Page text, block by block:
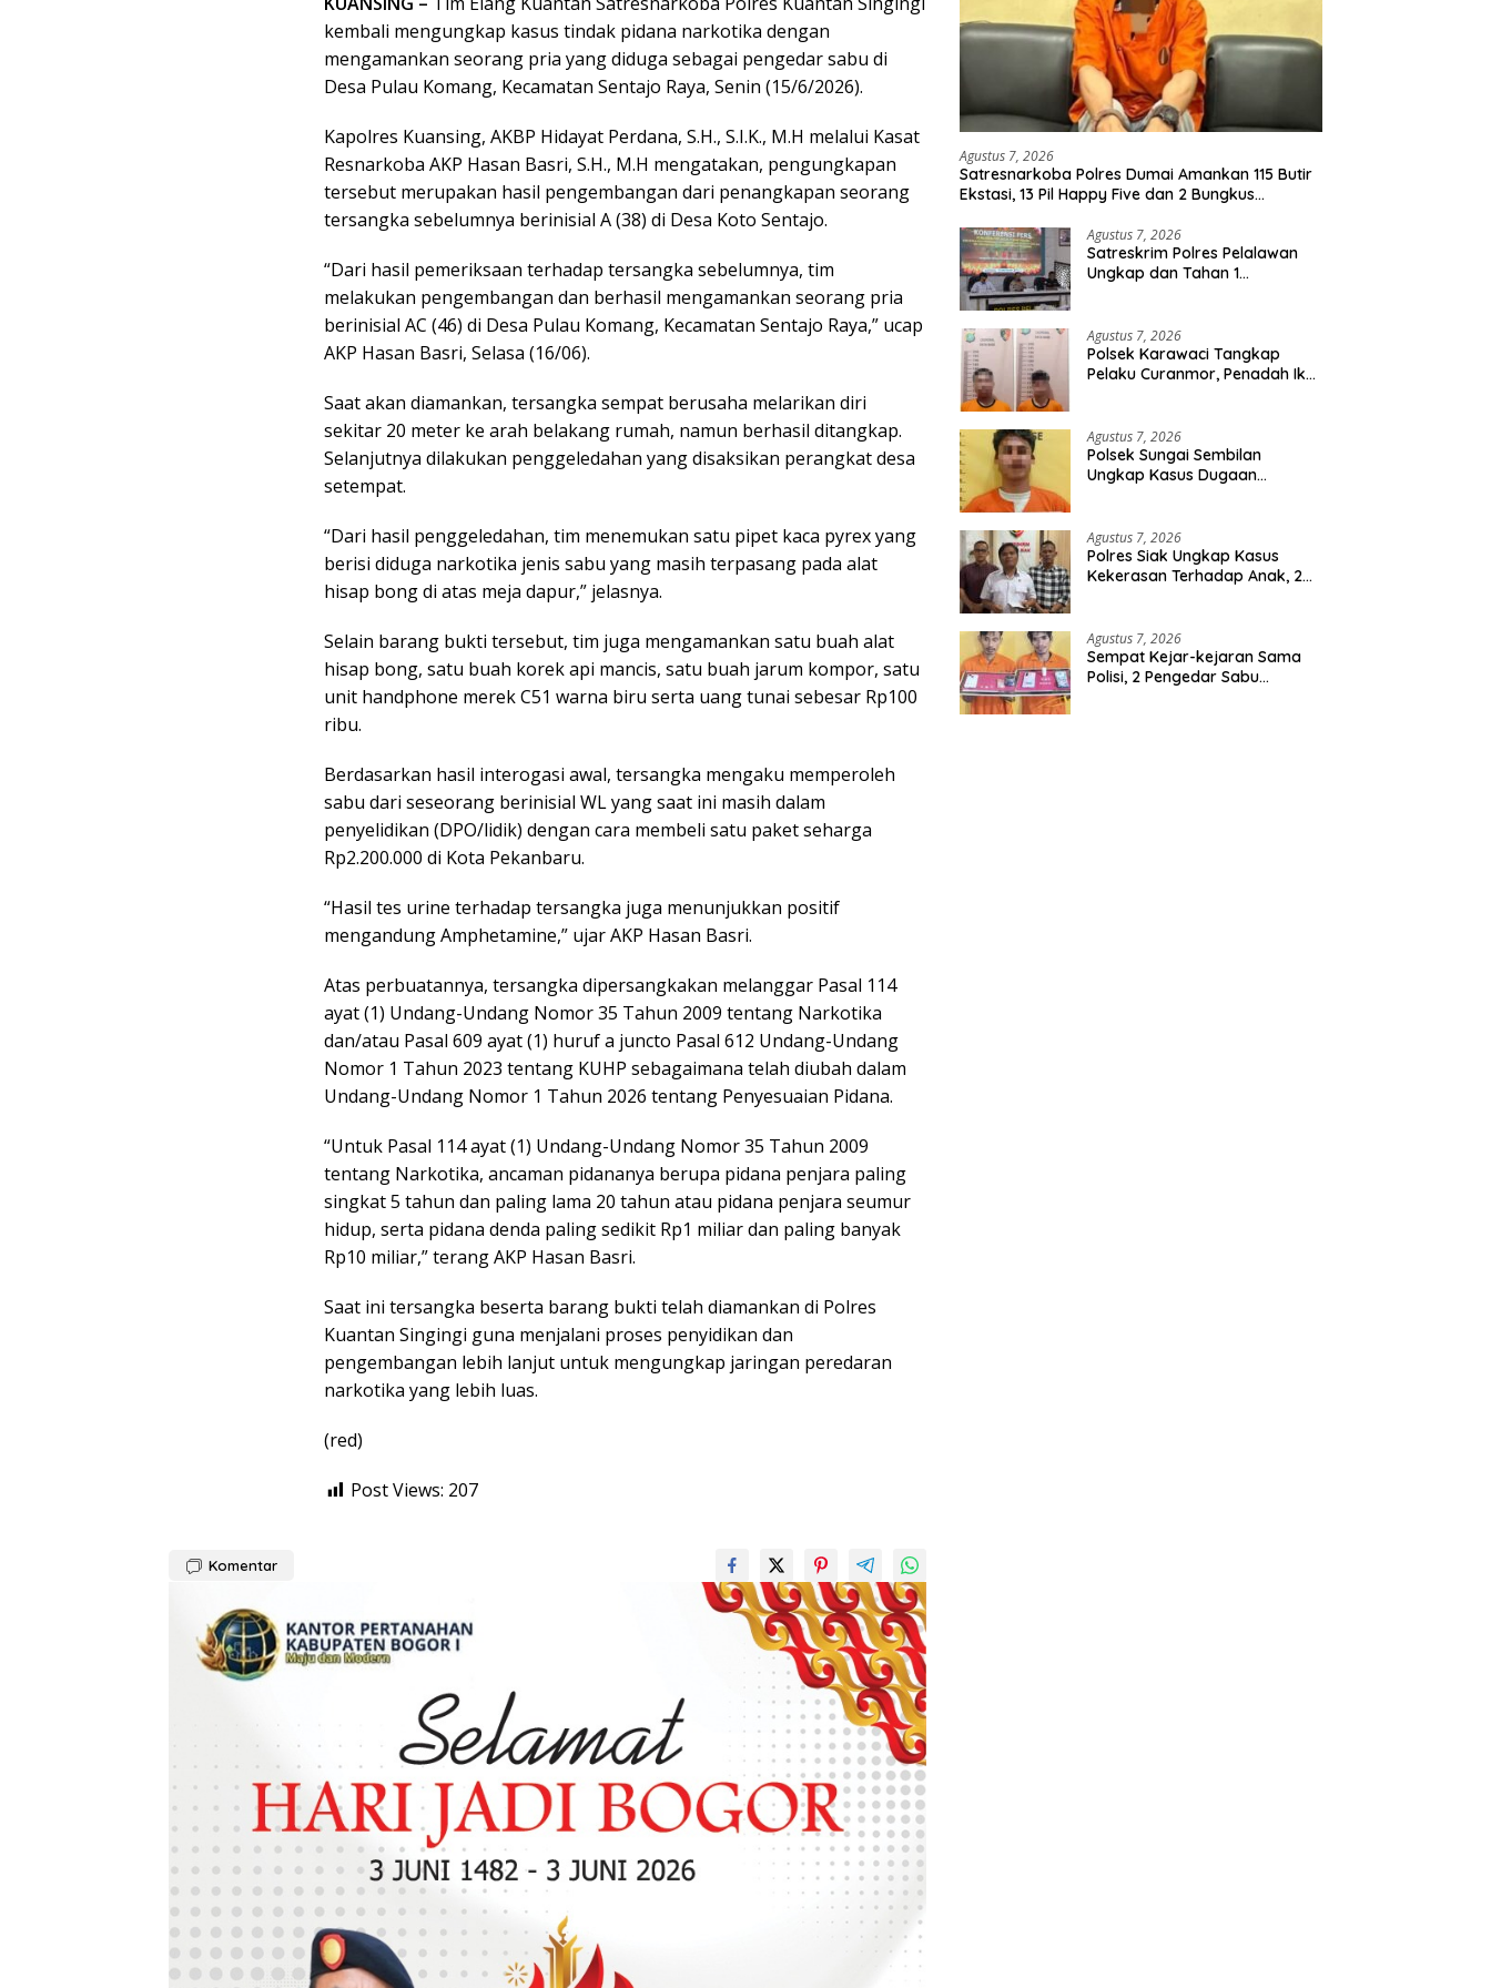
kembali mengungkap kasus tindak pidana narkotika dengan
mengamankan seorang pria yang diduga sebagai pengedar sabu di
Desa Pulau Komang, Kecamatan Sentajo Raya, Senin (15/6/2026).
Kapolres Kuansing, AKBP Hidayat Perdana, S.H., S.I.K., M.H melalui Kasat
Resnarkoba AKP Hasan Basri, S.H., M.H mengatakan, pengungkapan
tersebut merupakan hasil pengembangan dari penangkapan seorang
tersangka sebelumnya berinisial A (38) di Desa Koto Sentajo.
“Dari hasil pemeriksaan terhadap tersangka sebelumnya, tim
melakukan pengembangan dan berhasil mengamankan seorang pria
berinisial AC (46) di Desa Pulau Komang, Kecamatan Sentajo Raya,” ucap
AKP Hasan Basri, Selasa (16/06).
Saat akan diamankan, tersangka sempat berusaha melarikan diri
sekitar 20 meter ke arah belakang rumah, namun berhasil ditangkap.
Selanjutnya dilakukan penggeledahan yang disaksikan perangkat desa
setempat.
“Dari hasil penggeledahan, tim menemukan satu pipet kaca pyrex yang
berisi diduga narkotika jenis sabu yang masih terpasang pada alat
hisap bong di atas meja dapur,” jelasnya.
Selain barang bukti tersebut, tim juga mengamankan satu buah alat
hisap bong, satu buah korek api mancis, satu buah jarum kompor, satu
unit handphone merek C51 warna biru serta uang tunai sebesar Rp100
ribu.
Berdasarkan hasil interogasi awal, tersangka mengaku memperoleh
sabu dari seseorang berinisial WL yang saat ini masih dalam
penyelidikan (DPO/lidik) dengan cara membeli satu paket seharga
Rp2.200.000 di Kota Pekanbaru.
“Hasil tes urine terhadap tersangka juga menunjukkan positif
mengandung Amphetamine,” ujar AKP Hasan Basri.
Atas perbuatannya, tersangka dipersangkakan melanggar Pasal 114
ayat (1) Undang-Undang Nomor 35 Tahun 2009 tentang Narkotika
dan/atau Pasal 609 ayat (1) huruf a juncto Pasal 612 Undang-Undang
Nomor 1 Tahun 2023 tentang KUHP sebagaimana telah diubah dalam
Undang-Undang Nomor 1 Tahun 2026 tentang Penyesuaian Pidana.
“Untuk Pasal 114 ayat (1) Undang-Undang Nomor 35 Tahun 2009
tentang Narkotika, ancaman pidananya berupa pidana penjara paling
singkat 5 tahun dan paling lama 20 tahun atau pidana penjara seumur
hidup, serta pidana denda paling sedikit Rp1 miliar dan paling banyak
Rp10 miliar,” terang AKP Hasan Basri.
Saat ini tersangka beserta barang bukti telah diamankan di Polres
Kuantan Singingi guna menjalani proses penyidikan dan
pengembangan lebih lanjut untuk mengungkap jaringan peredaran
narkotika yang lebih luas.
(red)
Post Views: 207
Komentar
Agustus 7, 2026
Satresnarkoba Polres Dumai Amankan 115 Butir
Ekstasi, 13 Pil Happy Five dan 2 Bungkus
Agustus 7, 2026
Satreskrim Polres Pelalawan
Ungkap dan Tahan 1
Agustus 7, 2026
Polsek Karawaci Tangkap
Pelaku Curanmor, Penadah Ikut
Agustus 7, 2026
Polsek Sungai Sembilan
Ungkap Kasus Dugaan
Berhasil Diamankan
Agustus 7, 2026
Polres Siak Ungkap Kasus
Kekerasan Terhadap Anak, 2
Agustus 7, 2026
Sempat Kejar-kejaran Sama
Polisi, 2 Pengedar Sabu